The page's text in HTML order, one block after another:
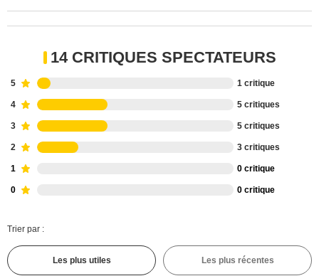
14 CRITIQUES SPECTATEURS
5 1 critique
4 5 critiques
3 5 critiques
2 3 critiques
1 0 critique
0 0 critique
Trier par :
Les plus utiles Les plus récentes